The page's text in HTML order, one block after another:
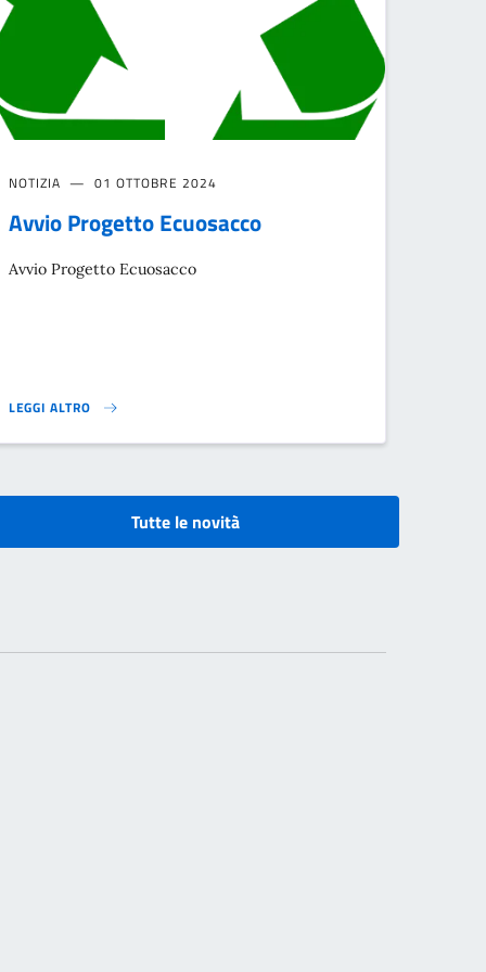
- REGIONE LOMBARDIA}
NOTIZIA 01 OTTOBRE 2024
Avvio Progetto Ecuosacco
Avvio Progetto Ecuosacco
LEGGI ALTRO
AVVIO PROGETTO ECUOSACCO}
Tutte le novità